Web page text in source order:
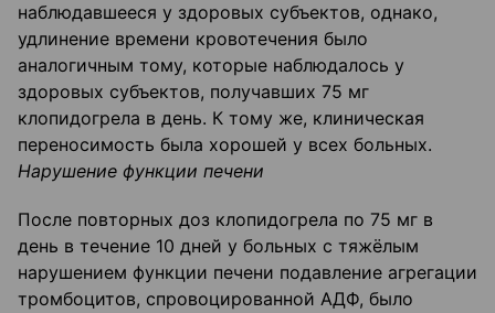
наблюдавшееся у здоровых субъектов, однако,
удлинение времени кровотечения было
аналогичным тому, которые наблюдалось у
здоровых субъектов, получавших 75 мг
клопидогрела в день. К тому же, клиническая
переносимость была хорошей у всех больных.
Нарушение функции печени
После повторных доз клопидогрела по 75 мг в
день в течение 10 дней у больных с тяжёлым
нарушением функции печени подавление агрегации
тромбоцитов, спровоцированной АДФ, было